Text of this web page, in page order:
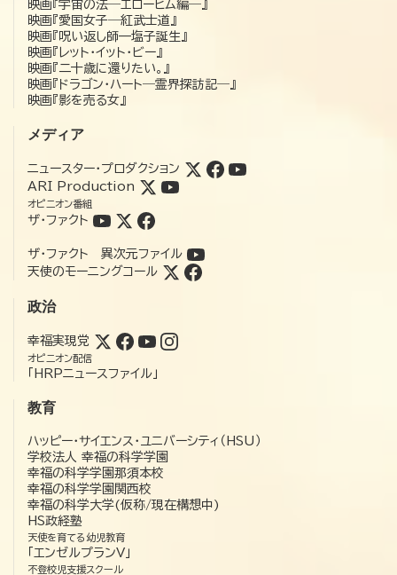
映画『宇宙の法―エローヒム編―』
映画『愛国女子―紅武士道』
映画『呪い返し師—塩子誕生』
映画『レット・イット・ビー』
映画『二十歳に還りたい。』
映画『ドラゴン・ハート―霊界探訪記―』
映画『影を売る女』
メディア
ニュースター・プロダクション
ARI Production
オピニオン番組
ザ・ファクト
ザ・ファクト 異次元ファイル
天使のモーニングコール
政治
幸福実現党
オピニオン配信
「HRPニュースファイル」
教育
ハッピー・サイエンス・ユニバーシティ（HSU）
学校法人 幸福の科学学園
幸福の科学学園那須本校
幸福の科学学園関西校
幸福の科学大学(仮称/現在構想中)
HS政経塾
天使を育てる幼児教育
「エンゼルプランV」
不登校児支援スクール